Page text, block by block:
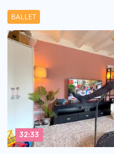
BALLET
32:33